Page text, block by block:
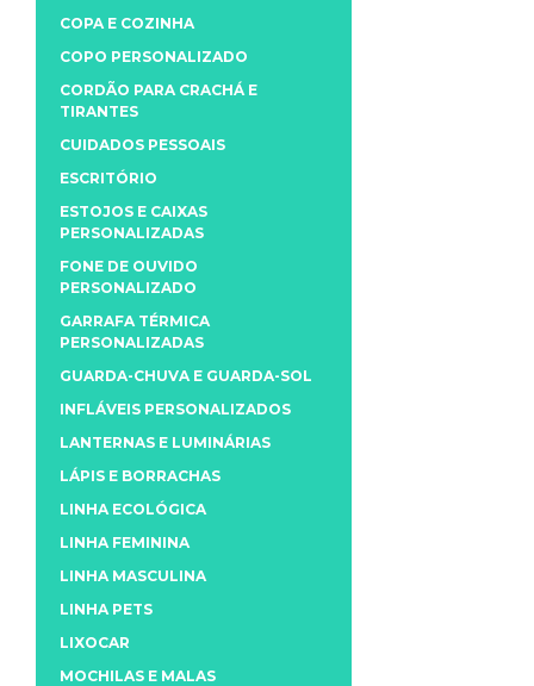
COPA E COZINHA
COPO PERSONALIZADO
CORDÃO PARA CRACHÁ E
TIRANTES
CUIDADOS PESSOAIS
ESCRITÓRIO
ESTOJOS E CAIXAS
PERSONALIZADAS
FONE DE OUVIDO
PERSONALIZADO
GARRAFA TÉRMICA
PERSONALIZADAS
GUARDA-CHUVA E GUARDA-SOL
INFLÁVEIS PERSONALIZADOS
LANTERNAS E LUMINÁRIAS
LÁPIS E BORRACHAS
LINHA ECOLÓGICA
LINHA FEMININA
LINHA MASCULINA
LINHA PETS
LIXOCAR
MOCHILAS E MALAS